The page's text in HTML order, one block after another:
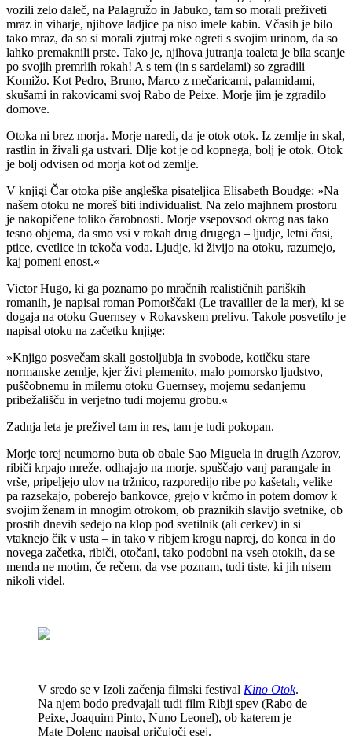
vozili zelo daleč, na Palagružo in Jabuko, tam so morali preživeti
mraz in viharje, njihove ladjice pa niso imele kabin. Včasih je bilo
tako mraz, da so si morali zjutraj roke ogreti s svojim urinom, da so
lahko premaknili prste. Tako je, njihova jutranja toaleta je bila scanje
po svojih premrlih rokah! A s tem (in s sardelami) so zgradili
Komižo. Kot Pedro, Bruno, Marco z mečaricami, palamidami,
skušami in rakovicami svoj Rabo de Peixe. Morje jim je zgradilo
domove.
Otoka ni brez morja. Morje naredi, da je otok otok. Iz zemlje in skal,
rastlin in živali ga ustvari. Dlje kot je od kopnega, bolj je otok. Otok
je bolj odvisen od morja kot od zemlje.
V knjigi Čar otoka piše angleška pisateljica Elisabeth Boudge: »Na
našem otoku ne moreš biti individualist. Na zelo majhnem prostoru
je nakopičene toliko čarobnosti. Morje vsepovsod okrog nas tako
tesno objema, da smo vsi v rokah drug drugega – ljudje, letni časi,
ptice, cvetlice in tekoča voda. Ljudje, ki živijo na otoku, razumejo,
kaj pomeni enost.«
Victor Hugo, ki ga poznamo po mračnih realističnih pariških
romanih, je napisal roman Pomorščaki (Le travailler de la mer), ki se
dogaja na otoku Guernsey v Rokavskem prelivu. Takole posvetilo je
napisal otoku na začetku knjige:
»Knjigo posvečam skali gostoljubja in svobode, kotičku stare
normanske zemlje, kjer živi plemenito, malo pomorsko ljudstvo,
puščobnemu in milemu otoku Guernsey, mojemu sedanjemu
pribežališču in verjetno tudi mojemu grobu.«
Zadnja leta je preživel tam in res, tam je tudi pokopan.
Morje torej neumorno buta ob obale Sao Miguela in drugih Azorov,
ribiči krpajo mreže, odhajajo na morje, spuščajo vanj parangale in
vrše, pripeljejo ulov na tržnico, razporedijo ribe po kašetah, velike
pa razsekajo, poberejo bankovce, grejo v krčmo in potem domov k
svojim ženam in mnogim otrokom, ob praznikih slavijo svetnike, ob
prostih dnevih sedejo na klop pod svetilnik (ali cerkev) in si
vtaknejo čik v usta – in tako v ribjem krogu naprej, do konca in do
novega začetka, ribiči, otočani, tako podobni na vseh otokih, da se
menda ne motim, če rečem, da vse poznam, tudi tiste, ki jih nisem
nikoli videl.
V sredo se v Izoli začenja filmski festival Kino Otok.
Na njem bodo predvajali tudi film Ribji spev (Rabo de
Peixe, Joaquim Pinto, Nuno Leonel), ob katerem je
Mate Dolenc napisal pričujoči esej.